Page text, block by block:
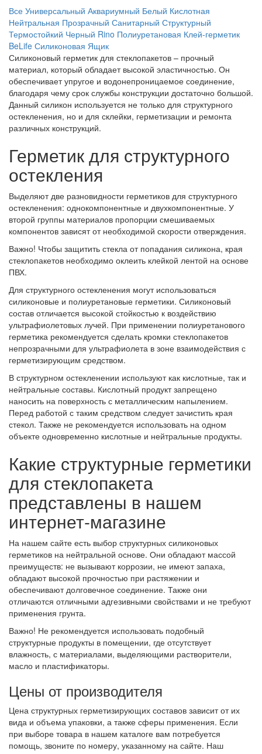
Все Универсальный Аквариумный Белый Кислотная
Нейтральная Прозрачный Санитарный Структурный
Термостойкий Черный Rino Полиуретановая Клей-герметик
BeLife Силиконовая Ящик
Силиконовый герметик для стеклопакетов – прочный
материал, который обладает высокой эластичностью. Он
обеспечивает упругое и водонепроницаемое соединение,
благодаря чему срок службы конструкции достаточно большой.
Данный силикон используется не только для структурного
остекленения, но и для склейки, герметизации и ремонта
различных конструкций.
Герметик для структурного
остекления
Выделяют две разновидности герметиков для структурного
остекленения: однокомпонентные и двухкомпонентные. У
второй группы материалов пропорции смешиваемых
компонентов зависят от необходимой скорости отверждения.
Важно! Чтобы защитить стекла от попадания силикона, края
стеклопакетов необходимо оклеить клейкой лентой на основе
ПВХ.
Для структурного остекленения могут использоваться
силиконовые и полиуретановые герметики. Силиконовый
состав отличается высокой стойкостью к воздействию
ультрафиолетовых лучей. При применении полиуретанового
герметика рекомендуется сделать кромки стеклопакетов
непрозрачными для ультрафиолета в зоне взаимодействия с
герметизирующим средством.
В структурном остекленении используют как кислотные, так и
нейтральные составы. Кислотный продукт запрещено
наносить на поверхность с металлическим напылением.
Перед работой с таким средством следует зачистить края
стекол. Также не рекомендуется использовать на одном
объекте одновременно кислотные и нейтральные продукты.
Какие структурные герметики
для стеклопакета
представлены в нашем
интернет-магазине
На нашем сайте есть выбор структурных силиконовых
герметиков на нейтральной основе. Они обладают массой
преимуществ: не вызывают коррозии, не имеют запаха,
обладают высокой прочностью при растяжении и
обеспечивают долговечное соединение. Также они
отличаются отличными адгезивными свойствами и не требуют
применения грунта.
Важно! Не рекомендуется использовать подобный
структурные продукты в помещении, где отсутствует
влажность, с материалами, выделяющими растворители,
масло и пластификаторы.
Цены от производителя
Цена структурных герметизирующих составов зависит от их
вида и объема упаковки, а также сферы применения. Если
при выборе товара в нашем каталоге вам потребуется
помощь, звоните по номеру, указанному на сайте. Наш